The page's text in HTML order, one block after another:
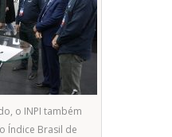
o INPI também
Índice Brasil de